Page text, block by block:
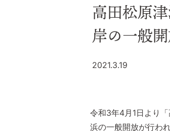
高田松原
岸の一般
2021.3.19
令和3年4月1日より
浜の一般開放が行わ